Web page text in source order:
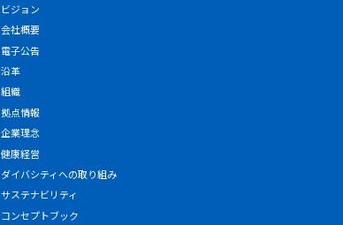
ビジョン
会社概要
電子公告
沿革
組織
拠点情報
企業理念
健康経営
ダイバシティへの取り組み
サステナビリティ
コンセプトブック